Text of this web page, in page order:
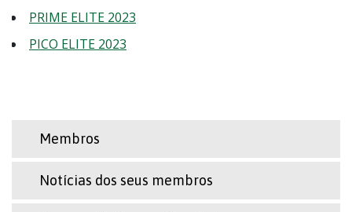
PRIME ELITE 2023
PICO ELITE 2023
Membros
Notícias dos seus membros